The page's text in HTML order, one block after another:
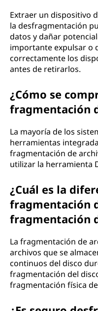
Extraer un dispositivo
la desfragmentación
datos y dañar
importante expulsar o
correctamente los
antes de retirarlos.
¿Cómo se
fragmentación
La mayoría de los
herramientas
fragmentación de
utilizar la herramienta
¿Cuál es la
fragmentación
fragmentación
La fragmentación de
archivos que se
continuos del disco
fragmentación del
fragmentación física